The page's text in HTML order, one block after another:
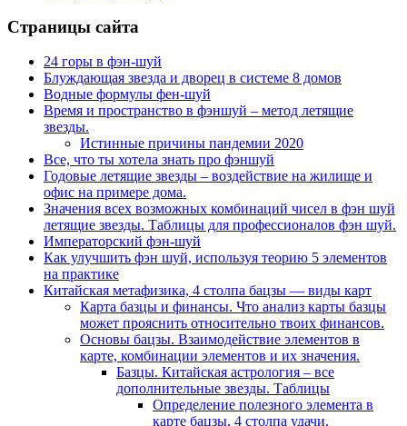
Страницы сайта
24 горы в фэн-шуй
Блуждающая звезда и дворец в системе 8 домов
Водные формулы фен-шуй
Время и пространство в фэншуй – метод летящие
звезды.
Истинные причины пандемии 2020
Все, что ты хотела знать про фэншуй
Годовые летящие звезды – воздействие на жилище и
офис на примере дома.
Значения всех возможных комбинаций чисел в фэн шуй
летящие звезды. Таблицы для профессионалов фэн шуй.
Императорский фэн-шуй
Как улучшить фэн шуй, используя теорию 5 элементов
на практике
Китайская метафизика, 4 столпа бацзы — виды карт
Карта базцы и финансы. Что анализ карты базцы
может прояснить относительно твоих финансов.
Основы бацзы. Взаимодействие элементов в
карте, комбинации элементов и их значения.
Базцы. Китайская астрология – все
дополнительные звезды. Таблицы
Определение полезного элемента в
карте бацзы, 4 столпа удачи.